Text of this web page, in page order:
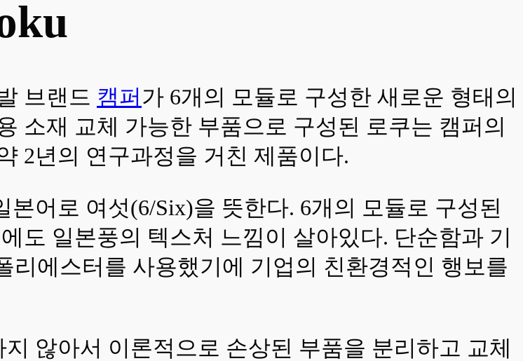
브랜드 캠퍼 가 6개의 모듈로 구성한 새로운 형태의
소재 교체 가능한 부품으로 구성된 로쿠는 캠퍼의
2년의 연구과정을 거친 제품이다.
어로 여섯(6/Six)을 뜻한다. 6개의 모듈로 구성된
도 일본풍의 텍스처 느낌이 살아있다. 단순함과 기
리에스터를 사용했기에 기업의 친환경적인 행보를
않아서 이론적으로 손상된 부품을 분리하고 교체